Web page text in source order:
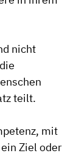
nicht
teilt.
mit
Ziel oder